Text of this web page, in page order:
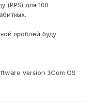
(PPS) для 100
проблей буду
Version 3Com OS